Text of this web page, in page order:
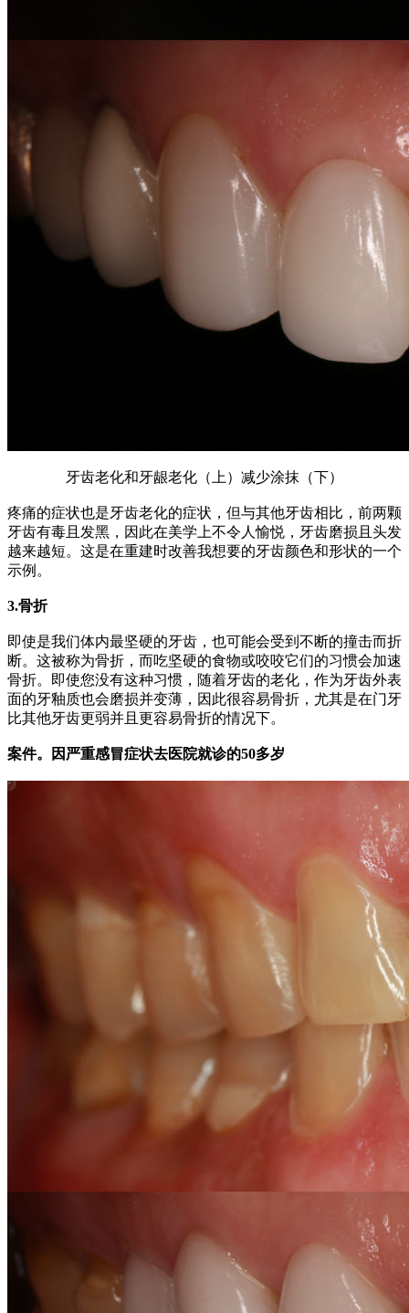
牙齿老化和牙龈老化（上）减少涂抹（下）
疼痛的症状也是牙齿老化的症状，但与其他牙齿相比，前两颗
牙齿有毒且发黑，因此在美学上不令人愉悦，牙齿磨损且头发
越来越短。这是在重建时改善我想要的牙齿颜色和形状的一个
示例。
3.骨折
即使是我们体内最坚硬的牙齿，也可能会受到不断的撞击而折
断。 这被称为骨折，而吃坚硬的食物或咬咬它们的习惯会加速
骨折。
即使您没有这种习惯，随着牙齿的老化，作为牙齿外表
面的牙釉质也会磨损并变薄，因此很容易骨折，尤其是在门牙
比其他牙齿更弱并且更容易骨折的情况下。
案件。 因严重感冒症状去医院就诊的50多岁